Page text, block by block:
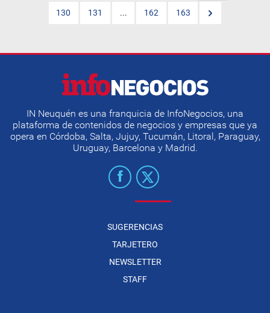
130 131 ... 162 163
IN Neuquén es una franquicia de InfoNegocios, una
plataforma de contenidos de negocios y empresas que ya
opera en Córdoba, Salta, Jujuy, Tucumán, Litoral, Paraguay,
Uruguay, Barcelona y Madrid.
SUGERENCIAS
TARJETERO
NEWSLETTER
STAFF